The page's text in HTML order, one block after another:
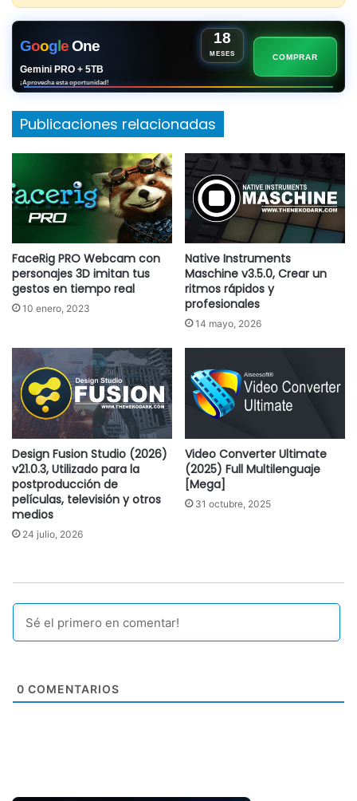
GoogleOne 18
MESES
Gemini PRO + 5TB
¡Aprovecha esta oportunidad!
COMPRAR
Publicaciones relacionadas
FaceRig PRO Webcam con
personajes 3D imitan tus
gestos en tiempo real
10 enero, 2023
Native Instruments
Maschine v3.5.0, Crear un
ritmos rápidos y
profesionales
14 mayo, 2026
Design Fusion Studio (2026)
v21.0.3, Utilizado para la
postproducción de
películas, televisión y otros
medios
24 julio, 2026
Video Converter Ultimate
(2025) Full Multilenguaje
[Mega]
31 octubre, 2025
0 COMENTARIOS